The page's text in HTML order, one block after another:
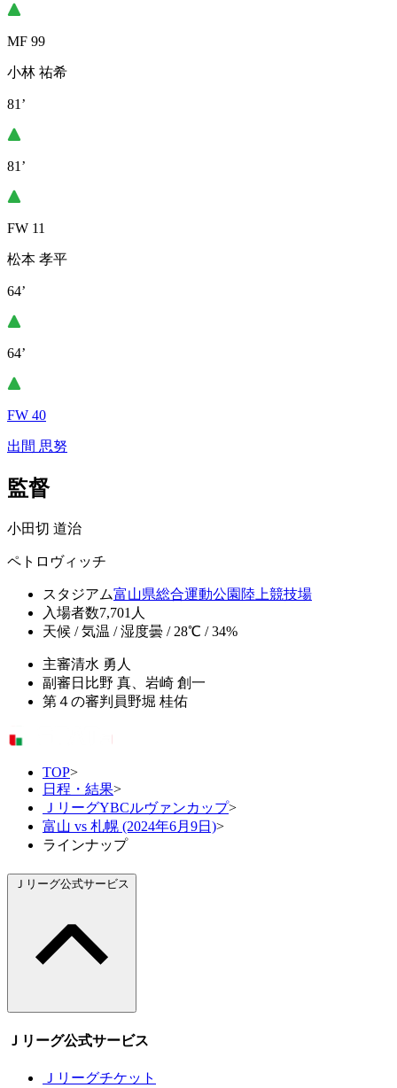
MF 99
小林 祐希
81’
81’
FW 11
松本 孝平
64’
64’
FW 40
出間 思努
監督
小田切 道治
ペトロヴィッチ
スタジアム富山県総合運動公園陸上競技場
入場者数7,701人
天候 / 気温 / 湿度曇 / 28℃ / 34%
主審清水 勇人
副審 日比野 真、岩崎 創一
第４の審判員野堀 桂佑
TOP>
日程・結果>
ＪリーグYBCルヴァンカップ>
富山 vs 札幌 (2024年6月9日)>
ラインナップ
Ｊリーグ公式サービス
Ｊリーグ公式サービス
Ｊリーグチケット